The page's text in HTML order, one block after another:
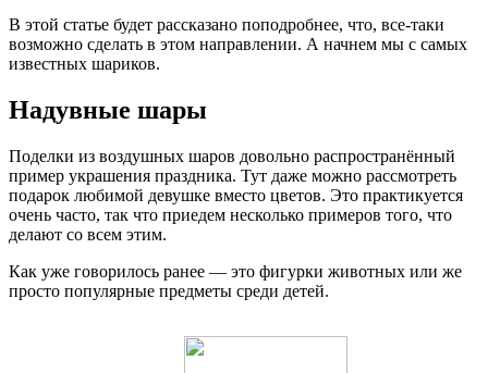
В этой статье будет рассказано поподробнее, что, все-таки
возможно сделать в этом направлении. А начнем мы с самых
известных шариков.
Надувные шары
Поделки из воздушных шаров довольно распространённый
пример украшения праздника. Тут даже можно рассмотреть
подарок любимой девушке вместо цветов. Это практикуется
очень часто, так что приедем несколько примеров того, что
делают со всем этим.
Как уже говорилось ранее — это фигурки животных или же
просто популярные предметы среди детей.